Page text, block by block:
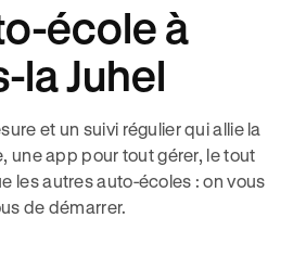
école à
la Juhel
et un suivi régulier qui allie la
une app pour tout gérer, le tout
les autres auto-écoles : on vous
de démarrer.